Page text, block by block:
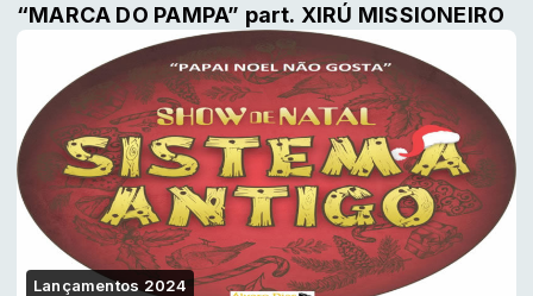
“MARCA DO PAMPA” part. XIRÚ MISSIONEIRO
Lançamentos 2024